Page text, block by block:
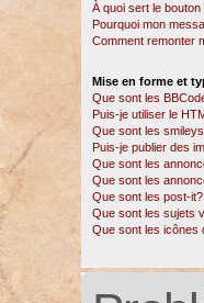
À quoi sert le
Pourquoi mon
Comment remonter
Mise en forme et
Que sont les
Puis-je utiliser le
Que sont les
Puis-je publier des
Que sont les
Que sont les
Que sont les post-it?
Que sont les sujets
Que sont les icônes